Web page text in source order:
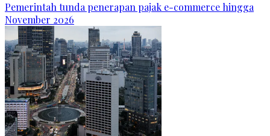
Pemerintah tunda penerapan pajak e-commerce hingga
November 2026